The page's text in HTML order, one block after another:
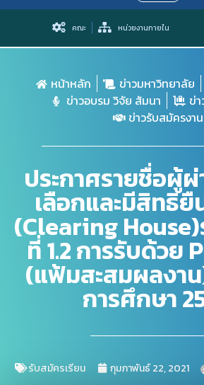
คณะ หน่วยงานภายใน
หน้าหลัก ข่าวมหาวิทยาลัย
ข่าวอบรม วิจัย สัมนา
ข่
ข่าวรับสมัครงาน
ประกาศรายชื่อผู้
เลือกและมีสิทธิ
(Clearing
ที่ 1.2 การรับด้วย
(แฟ้มสะสมผลงาน
การศึกษา
รับสมัครเรียน กุมภาพันธ์ 22, 2021